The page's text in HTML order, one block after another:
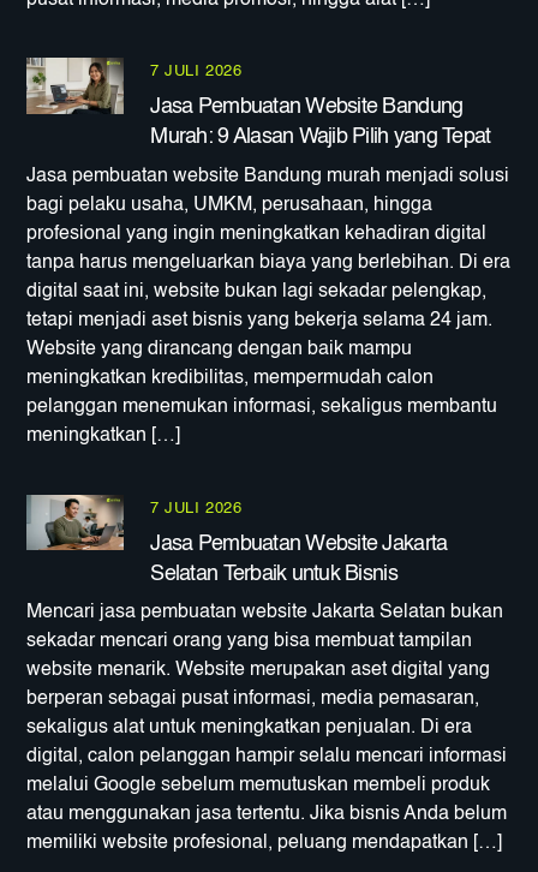
7 JULI 2026
Jasa Pembuatan Website Bandung
Murah: 9 Alasan Wajib Pilih yang Tepat
Jasa pembuatan website Bandung murah menjadi solusi
bagi pelaku usaha, UMKM, perusahaan, hingga
profesional yang ingin meningkatkan kehadiran digital
tanpa harus mengeluarkan biaya yang berlebihan. Di era
digital saat ini, website bukan lagi sekadar pelengkap,
tetapi menjadi aset bisnis yang bekerja selama 24 jam.
Website yang dirancang dengan baik mampu
meningkatkan kredibilitas, mempermudah calon
pelanggan menemukan informasi, sekaligus membantu
meningkatkan […]
7 JULI 2026
Jasa Pembuatan Website Jakarta
Selatan Terbaik untuk Bisnis
Mencari jasa pembuatan website Jakarta Selatan bukan
sekadar mencari orang yang bisa membuat tampilan
website menarik. Website merupakan aset digital yang
berperan sebagai pusat informasi, media pemasaran,
sekaligus alat untuk meningkatkan penjualan. Di era
digital, calon pelanggan hampir selalu mencari informasi
melalui Google sebelum memutuskan membeli produk
atau menggunakan jasa tertentu. Jika bisnis Anda belum
memiliki website profesional, peluang mendapatkan […]